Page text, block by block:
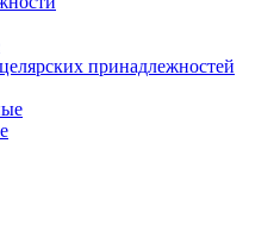
принадлежностей